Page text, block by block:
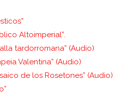
Altoimperial”.
tardorromana” (Audio)
Valentina” (Audio)
de los Rosetones” (Audio)